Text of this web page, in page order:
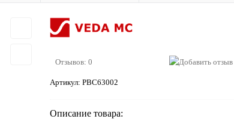
Отзывов: 0
Артикул: PBC63002
Описание товара: